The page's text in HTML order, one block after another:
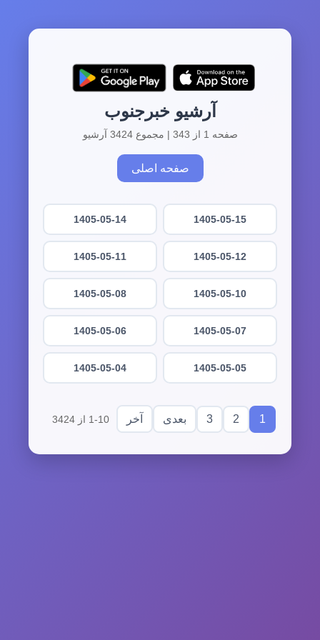
آرشیو خبرجنوب
صفحه 1 از 343 | مجموع 3424 آرشیو
صفحه اصلی
1405-05-15
1405-05-14
1405-05-12
1405-05-11
1405-05-10
1405-05-08
1405-05-07
1405-05-06
1405-05-05
1405-05-04
1
2
3 بعدی آخر 1-10 از 3424